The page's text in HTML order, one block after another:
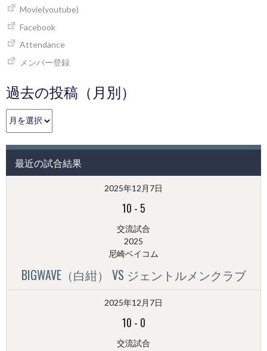
Movie(youtube)
Facebook
Attendance
メンバー登録
過去の投稿（月別）
過
去
投
（月
最近の試合結果
2025年12月7日
10 - 5
交流試合
2025
尼崎ベイコム
BIGWAVE（白紺） VS ジェントルメンクラブ
2025年12月7日
10 - 0
交流試合